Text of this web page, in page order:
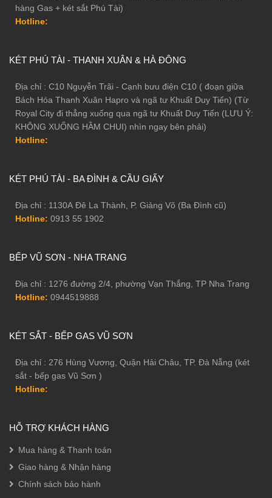
hàng Gas + két sắt Phú Tài)
Hotline:
KÉT PHÚ TÀI - THANH XUÂN & HÀ ĐÔNG
Địa chỉ : C10 Nguyễn Trãi - Cạnh bưu điện C10 ( đoạn giữa
Bách Hóa Thanh Xuân Hapro và ngã tư Khuất Duy Tiến) (Từ
Royal City đi thẳng xuống qua ngã tư Khuất Duy Tiến (LƯU Ý:
KHÔNG XUỐNG HẦM CHUI) nhìn ngay bên phải)
Hotline:
KÉT PHÚ TÀI - BA ĐÌNH & CẦU GIẤY
Địa chỉ : 1130A Đê La Thành, P. Giảng Võ (Ba Đình cũ)
Hotline: 0913 55 1902
BẾP VŨ SƠN - NHA TRANG
Địa chỉ : 1276 đường 2/4, phường Vạn Thắng, TP Nha Trang
Hotline: 0944519888
KÉT SẮT - BẾP GAS VŨ SƠN
Địa chỉ : 276 Hùng Vương, Quận Hải Châu, TP. Đà Nẵng (két
sắt - bếp gas Vũ Sơn )
Hotline:
HỖ TRỢ KHÁCH HÀNG
Mua hàng & Thanh toán
Giao hàng & Nhận hàng
Chính sách bảo hành